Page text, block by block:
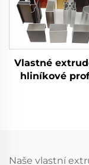
Vlastné
hliníkové
Naše vlastní